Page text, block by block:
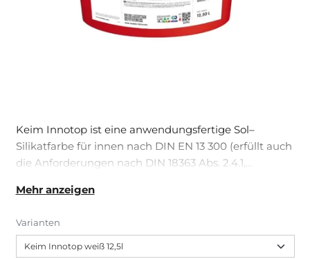
Keim Innotop ist eine anwendungsfertige Sol–
Silikatfarbe für innen nach DIN EN 13 300 (erfüllt auch
die Anforderungen nach DIN 18363 Abs. 2.4.1,
Allrounder für Neu- und Renovieranstriche im Wand-
geprüft. Keim Innotop ist ausgezeichnet mit Cradle to
Cradle Certified Silver und C2C Certified Material
Mehr anzeigen
Varianten